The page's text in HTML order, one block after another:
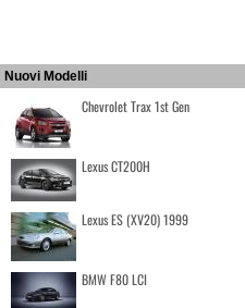
Nuovi Modelli
Chevrolet Trax 1st Gen
Lexus CT200H
Lexus ES (XV20) 1999
BMW F80 LCI